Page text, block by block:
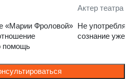
«Марии Фроловой»
помощь
Актер театра
Не
сознание уже